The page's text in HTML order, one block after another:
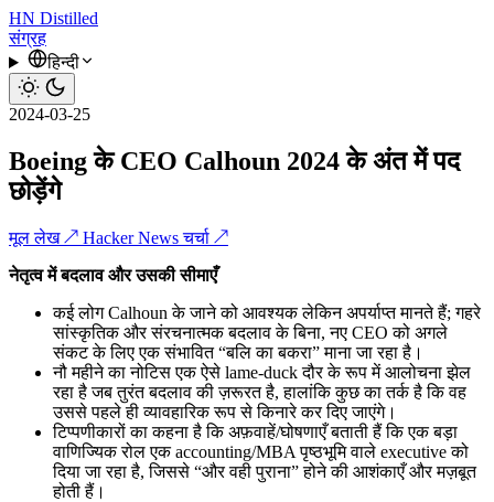
HN Distilled
संग्रह
हिन्दी
2024-03-25
Boeing के CEO Calhoun 2024 के अंत में पद
छोड़ेंगे
मूल लेख ↗ Hacker News चर्चा ↗
नेतृत्व में बदलाव और उसकी सीमाएँ
कई लोग Calhoun के जाने को आवश्यक लेकिन अपर्याप्त मानते हैं; गहरे
सांस्कृतिक और संरचनात्मक बदलाव के बिना, नए CEO को अगले
संकट के लिए एक संभावित “बलि का बकरा” माना जा रहा है।
नौ महीने का नोटिस एक ऐसे lame-duck दौर के रूप में आलोचना झेल
रहा है जब तुरंत बदलाव की ज़रूरत है, हालांकि कुछ का तर्क है कि वह
उससे पहले ही व्यावहारिक रूप से किनारे कर दिए जाएंगे।
टिप्पणीकारों का कहना है कि अफ़वाहें/घोषणाएँ बताती हैं कि एक बड़ा
वाणिज्यिक रोल एक accounting/MBA पृष्ठभूमि वाले executive को
दिया जा रहा है, जिससे “और वही पुराना” होने की आशंकाएँ और मज़बूत
होती हैं।